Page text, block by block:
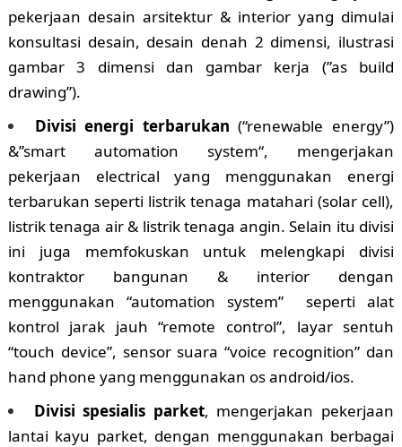
pekerjaan desain arsitektur & interior yang dimulai
konsultasi desain, desain denah 2 dimensi, ilustrasi
gambar 3 dimensi dan gambar kerja (”as build
drawing”).
Divisi energi terbarukan (“renewable energy”)
&”smart automation system“, mengerjakan
pekerjaan electrical yang menggunakan energi
terbarukan seperti listrik tenaga matahari (solar cell),
listrik tenaga air & listrik tenaga angin. Selain itu divisi
ini juga memfokuskan untuk melengkapi divisi
kontraktor bangunan & interior dengan
menggunakan “automation system” seperti alat
kontrol jarak jauh “remote control”, layar sentuh
“touch device”, sensor suara “voice recognition” dan
hand phone yang menggunakan os android/ios.
Divisi spesialis parket, mengerjakan pekerjaan
lantai kayu parket, dengan menggunakan berbagai